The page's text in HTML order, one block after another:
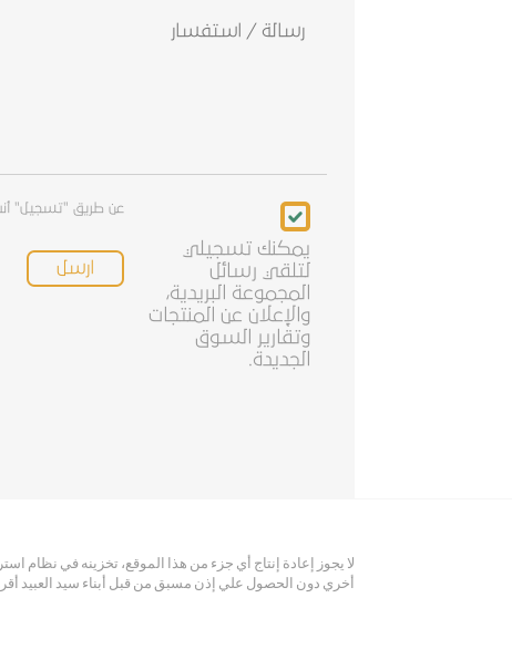
Newsletter
يمكنك تسجيلي
لتلقي رسائل
المجموعة البريدية،
والإعلان عن المنتجات
وتقارير السوق
الجديدة.
عن طريق "تسجيل"
لا يجوز إعادة إنتاج أي جزء من هذا الموقع، تخزينه في نظام
أخري دون الحصول علي إذن مسبق من قبل أبناء سيد العبيد